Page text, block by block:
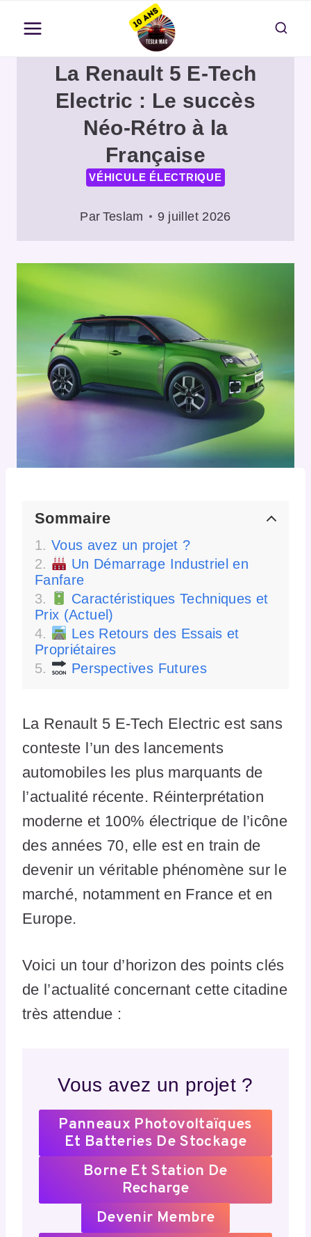
contenu
La Renault 5 E-Tech
Electric : Le succès
Néo-Rétro à la
Française
VÉHICULE ÉLECTRIQUE
Par Teslam 9 juillet 2026
Sommaire
Vous avez un projet ?
Un Démarrage Industriel en
Fanfare
Caractéristiques Techniques et
Prix (Actuel)
Les Retours des Essais et
Propriétaires
Perspectives Futures
La Renault 5 E-Tech Electric est sans
conteste l’un des lancements
automobiles les plus marquants de
l’actualité récente. Réinterprétation
moderne et 100% électrique de l’icône
des années 70, elle est en train de
devenir un véritable phénomène sur le
marché, notamment en France et en
Europe.
Voici un tour d’horizon des points clés
de l’actualité concernant cette citadine
très attendue :
Vous avez un projet ?
Panneaux Photovoltaïques
Et Batteries De Stockage
Borne Et Station De
Recharge
Devenir Membre